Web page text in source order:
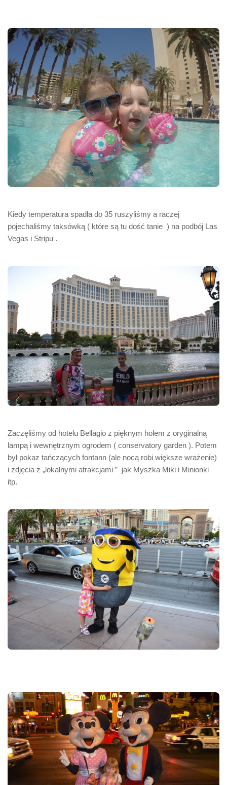
Kiedy temperatura spadła do 35 ruszyliśmy a raczej
pojechaliśmy taksówką ( które są tu dość tanie ) na podbój Las
Vegas i Stripu .
Zaczęliśmy od hotelu Bellagio z pięknym holem z oryginalną
lampą i wewnętrznym ogrodem ( conservatory garden ). Potem
był pokaz tańczących fontann (ale nocą robi większe wrażenie)
i zdjęcia z „lokalnymi atrakcjami ” jak Myszka Miki i Minionki
itp.